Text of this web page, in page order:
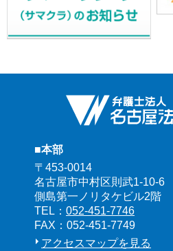
■本部
〒453-0014
名古屋市中村区則武1-10-6
側島第一ノリタケビル2階
TEL： 052-451-7746
FAX：052-451-7749
アクセスマップを見る